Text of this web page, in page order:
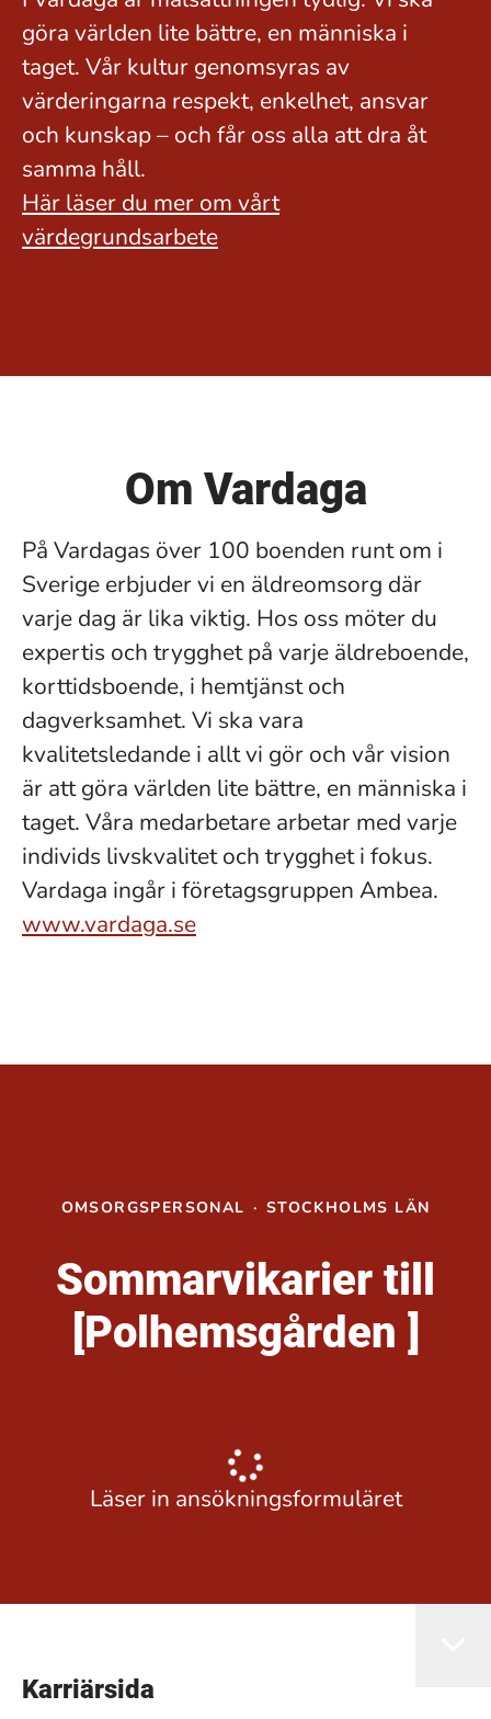
göra världen lite bättre, en människa i
taget. Vår kultur genomsyras av
värderingarna respekt, enkelhet, ansvar
och kunskap – och får oss alla att dra åt
samma håll.
Här läser du mer om vårt
värdegrundsarbete
Om Vardaga
På Vardagas över 100 boenden runt om i
Sverige erbjuder vi en äldreomsorg där
varje dag är lika viktig. Hos oss möter du
expertis och trygghet på varje äldreboende,
korttidsboende, i hemtjänst och
dagverksamhet. Vi ska vara
kvalitetsledande i allt vi gör och vår vision
är att göra världen lite bättre, en människa i
taget. Våra medarbetare arbetar med varje
individs livskvalitet och trygghet i fokus.
Vardaga ingår i företagsgruppen Ambea.
www.vardaga.se
OMSORGSPERSONAL · STOCKHOLMS LÄN
Sommarvikarier till
[Polhemsgården ]
Läser in ansökningsformuläret
Karriärsida